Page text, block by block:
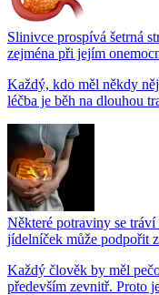
Slinivce prospívá šetrná
zejména při jejím
Každý, kdo měl někdy
léčba je běh na dlouhou
Některé potraviny se tráví
jídelníček může podpořit
Každý člověk by měl
především zevnitř. Proto